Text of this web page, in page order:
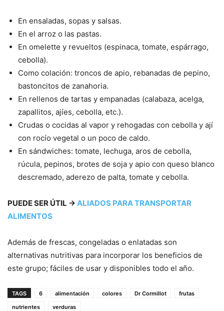
En ensaladas, sopas y salsas.
En el arroz o las pastas.
En omelette y revueltos (espinaca, tomate, espárrago,
cebolla).
Como colación: troncos de apio, rebanadas de pepino,
bastoncitos de zanahoria.
En rellenos de tartas y empanadas (calabaza, acelga,
zapallitos, ajíes, cebolla, etc.).
Crudas o cocidas al vapor y rehogadas con cebolla y ají
con rocío vegetal o un poco de caldo.
En sándwiches: tomate, lechuga, aros de cebolla,
rúcula, pepinos, brotes de soja y apio con queso blanco
descremado, aderezo de palta, tomate y cebolla.
PUEDE SER ÚTIL → ALIADOS PARA TRANSPORTAR
ALIMENTOS
Además de frescas, congeladas o enlatadas son
alternativas nutritivas para incorporar los beneficios de
este grupo; fáciles de usar y disponibles todo el año.
TAGS 6 alimentación colores Dr Cormillot
frutas
nutrientes
verduras